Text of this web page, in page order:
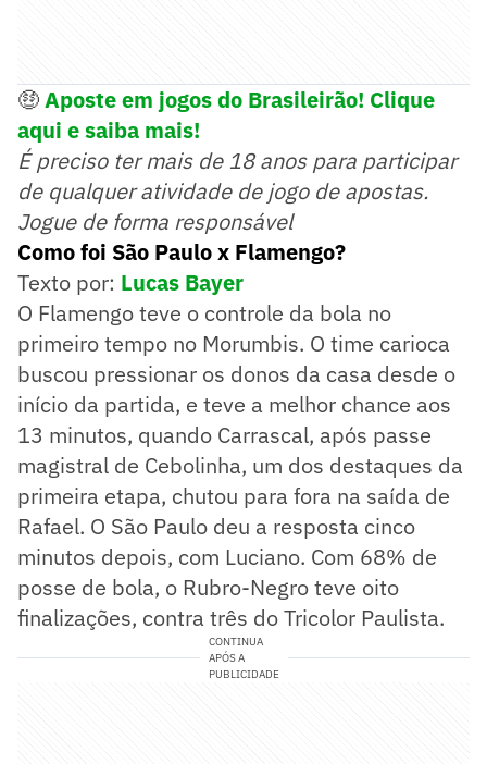
🤑Aposte em jogos do Brasileirão! Clique
aqui e saiba mais!
É preciso ter mais de 18 anos para participar
de qualquer atividade de jogo de apostas.
Jogue de forma responsável
Como foi São Paulo x Flamengo?
Texto por: Lucas Bayer
O Flamengo teve o controle da bola no
primeiro tempo no Morumbis. O time carioca
buscou pressionar os donos da casa desde o
início da partida, e teve a melhor chance aos
13 minutos, quando Carrascal, após passe
magistral de Cebolinha, um dos destaques da
primeira etapa, chutou para fora na saída de
Rafael. O São Paulo deu a resposta cinco
minutos depois, com Luciano. Com 68% de
posse de bola, o Rubro-Negro teve oito
finalizações, contra três do Tricolor Paulista.
CONTINUA
APÓS A
PUBLICIDADE